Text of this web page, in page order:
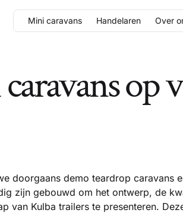
Mini caravans Handelaren Over
op
doorgaans demo teardrop caravans
zijn gebouwd om het ontwerp, de
van Kulba trailers te presenteren.